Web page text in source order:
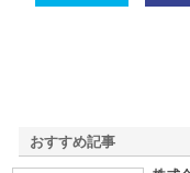
おすすめ記事